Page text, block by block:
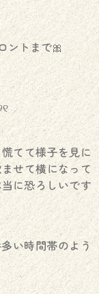
ントまで🎀
てて様子を見に
せて横になって
に恐ろしいです
い時間帯のよう